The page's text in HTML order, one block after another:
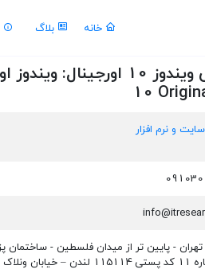
خانه بلاگ
10
و نرم افزار